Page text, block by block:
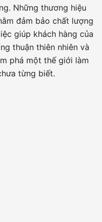
Những thương hiệu
đảm bảo chất lượng
giúp khách hàng của
thuận thiên nhiên và
phá một thế giới làm
từng biết.